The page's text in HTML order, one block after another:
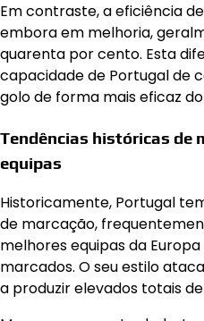
Em contraste, a eficiência
embora em melhoria,
quarenta por cento. Esta
capacidade de Portugal de
golo de forma mais eficaz
Tendências históricas de
equipas
Historicamente, Portugal
de marcação,
melhores equipas da
marcados. O seu estilo
a produzir elevados totais